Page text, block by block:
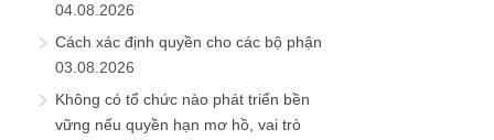
04.08.2026
Cách xác định quyền cho các bộ phận
03.08.2026
Không có tổ chức nào phát triển bền
vững nếu quyền hạn mơ hồ, vai trò